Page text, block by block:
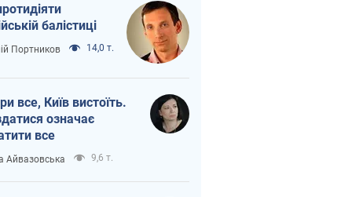
балістиці
Портников 14,0 т.
все, Київ вистоїть.
означає
все
Айвазовська 9,6 т.